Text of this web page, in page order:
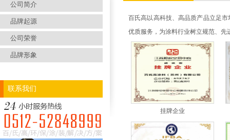
公司简介
品牌起源
公司荣誉
品牌形象
联系我们
百氏高以高科技、高品质产品立足
优质服务，为涂料行业树立规范、
挂牌企业